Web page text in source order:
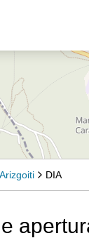
DIA